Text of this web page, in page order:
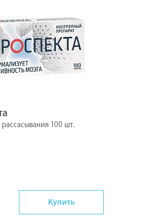
рассасывания 100 шт.
Купить